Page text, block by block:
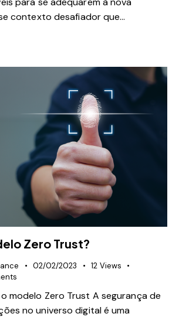
contexto desafiador que…
Zero Trust?
02/02/2023 12 Views
modelo Zero Trust A segurança de
no universo digital é uma